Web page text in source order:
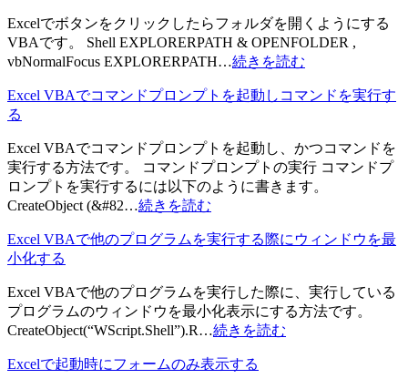
Excelでボタンをクリックしたらフォルダを開くようにする
VBAです。 Shell EXPLORERPATH & OPENFOLDER ,
vbNormalFocus EXPLORERPATH…続きを読む
Excel VBAでコマンドプロンプトを起動しコマンドを実行す
る
Excel VBAでコマンドプロンプトを起動し、かつコマンドを
実行する方法です。 コマンドプロンプトの実行 コマンドプ
ロンプトを実行するには以下のように書きます。
CreateObject (&#82…続きを読む
Excel VBAで他のプログラムを実行する際にウィンドウを最
小化する
Excel VBAで他のプログラムを実行した際に、実行している
プログラムのウィンドウを最小化表示にする方法です。
CreateObject(“WScript.Shell”).R…続きを読む
Excelで起動時にフォームのみ表示する